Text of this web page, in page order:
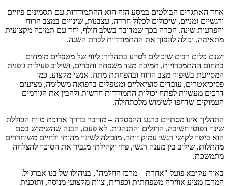
אחד האתגרים הבולטים במסע הזה הוא ההתמודדות עם תסמינים פיזיים
ורגשיים זמניים, שיכולים לכלול חרדה, עצבנות, שינויים במצב הרוח
והפרעות שינה. הכרה בכך שמדובר בשלב חולף, יחד עם תמיכה מקצועית
מתאימה, יכולה להפוך את ההתמודדות לברת השגה.
ישנם כלים רבים שיכולים לסייע בתהליך: ליווי של מטפלים מומחים
בתחום ההתמכרויות, תמיכה מצד משפחה וחברים, ושילוב פעילות גופנית
המסייעת בשיפור מצב הרוח ובהפחתת מתח. אנשי מקצוע, כמו
פסיכיאטרים, עובדים סוציאליים ומטפלים ברפואה משלימה, מציעים
דרכים מעשיות לפתח יכולות התמודדות חדשות ולהבין את הגורמים
העמוקים שדחפו לשימוש מלכתחילה.
התהליך אינו מסתיים ברגע ההפסקה – מדובר בדרך ארוכת טווח הכוללת
שינוי דפוסי חשיבה, הרגלים והתנהגות. לא פעם, הבנה שהשימוש בסם
הוא ביטוי לקושי רגשי עמוק יותר, מובילה לשינוי מהותי ולחיים משוחררים
מהתלות. שילוב בין מענה רגשי, פיזי וקהילתי מגביר את הסיכוי להצלחה
מתמשכת.
באור עקיבא פועל "אחרת – מרכז החלמה", בניהולו של בנו אברג'יל.
המרכז מציע אווירה משפחתית וכפרית, צוות מקצועי מנוסה, ותוכנית